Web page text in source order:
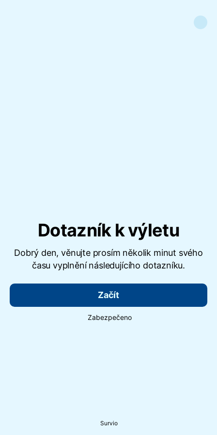
Dotazník k výletu
Dobrý den, věnujte prosím několik minut svého
času vyplnění následujícího dotazníku.
Začít
Zabezpečeno
Survio